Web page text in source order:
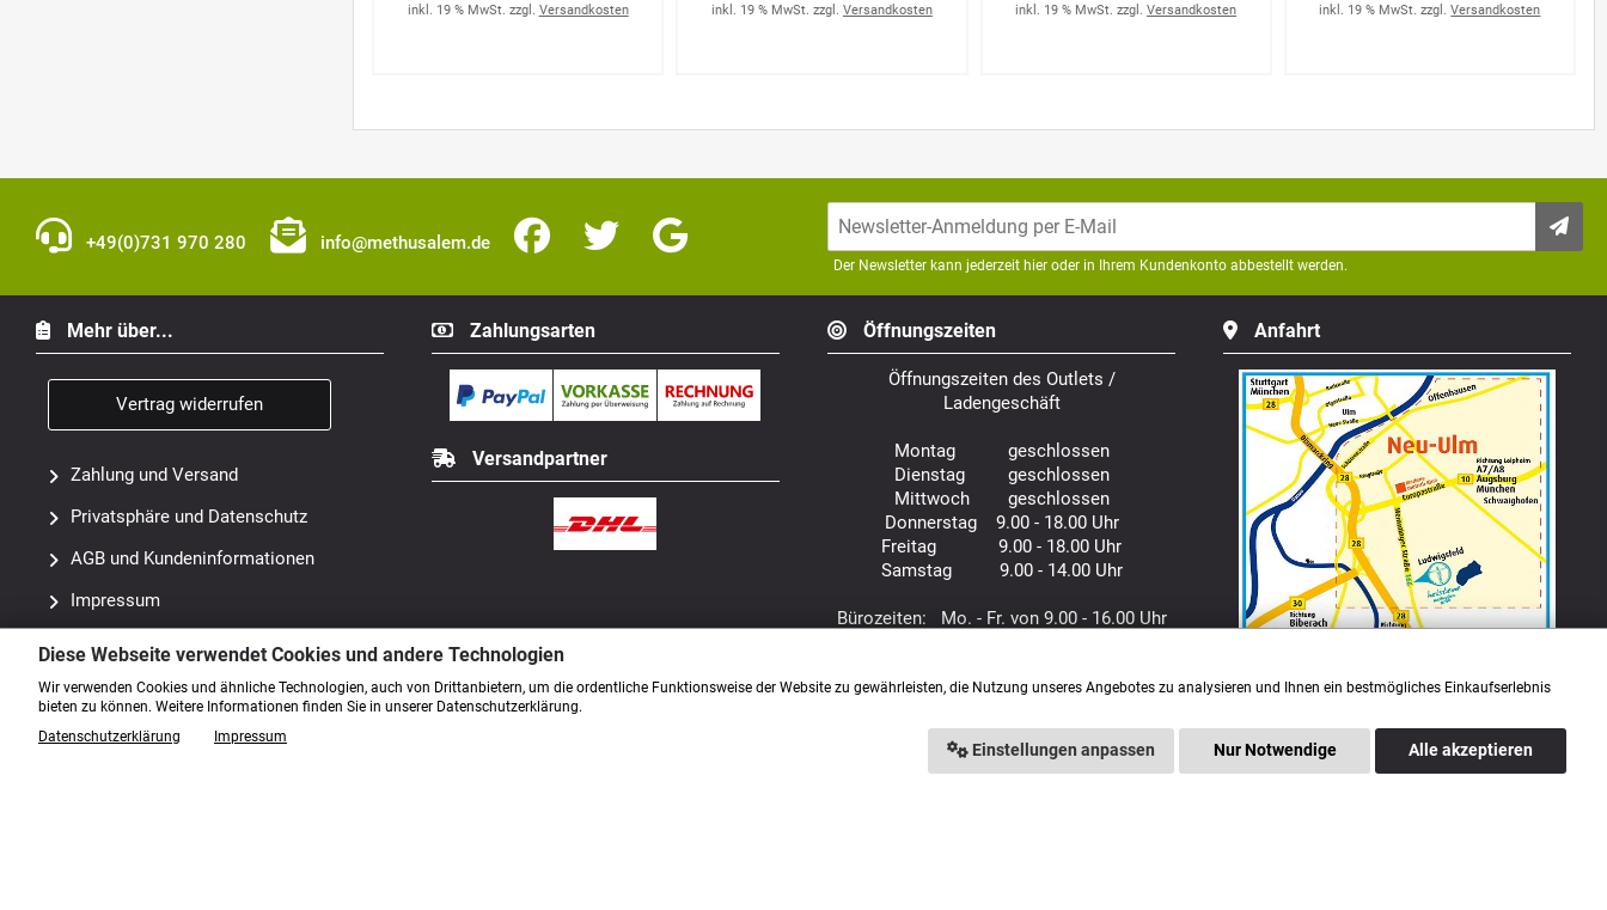
inkl. 19 % MwSt. zzgl. Versandkosten inkl. 19 % MwSt. zzgl. Versandkosten inkl. 19 % MwSt. zzgl.Versandkosten inkl. 19 % MwSt. zzgl.Versandkosten
+49(0)731 970 280 info@methusalem.de
Der Newsletter kann jederzeit hier oder in Ihrem Kundenkonto abbestellt werden.
Mehr über...
Vertrag widerrufen
Zahlung und Versand
Privatsphäre und Datenschutz
AGB und Kundeninformationen
Impressum
Kontakt
Sitemap
Widerrufsrecht & Widerrufsformular
Zahlungsarten
Versandpartner
Öffnungszeiten
Öffnungszeiten des Outlets /
Ladengeschäft
Montag geschlossen
Dienstag geschlossen
Mittwoch geschlossen
Donnerstag 9.00 - 18.00 Uhr
Freitag 9.00 - 18.00 Uhr
Samstag 9.00 - 14.00 Uhr
Bürozeiten: Mo. - Fr. von 9.00 - 16.00 Uhr
Anfahrt
Diese Webseite verwendet Cookies und andere Technologien
Wir verwenden Cookies und ähnliche Technologien, auch von Drittanbietern, um die ordentliche Funktionsweise der Website zu gewährleisten, die Nutzung unseres Angebotes zu analysieren und Ihnen ein bestmögliches Einkaufserlebnis
bieten zu können. Weitere Informationen finden Sie in unserer Datenschutzerklärung.
Alle akzeptieren
Nur Notwendige
Einstellungen anpassen
Datenschutzerklärung Impressum